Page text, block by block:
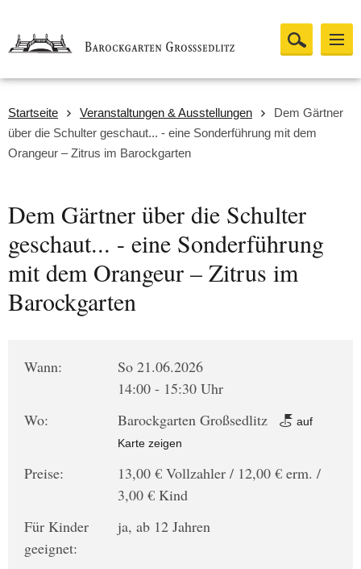
Startseite Veranstaltungen & Ausstellungen
Dem Gärtner
über die Schulter geschaut... - eine Sonderführung mit dem
Orangeur – Zitrus im Barockgarten
Dem Gärtner über die Schulter
geschaut... - eine Sonderführung
mit dem Orangeur – Zitrus im
Barockgarten
Wann:
So 21.06.2026
14:00 - 15:30 Uhr
Wo:
Barockgarten Großsedlitz
auf
Karte zeigen
Preise:
13,00 € Vollzahler / 12,00 € erm. /
3,00 € Kind
Für Kinder
geeignet:
ja, ab 12 Jahren